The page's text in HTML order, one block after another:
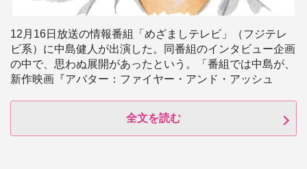
12月16日放送の情報番組「めざましテレビ」（フジテレ
ビ系）に中島健人が出演した。同番組のインタビュー企画
の中で、思わぬ展開があったという。「番組では中島が、
新作映画『アバター：ファイヤー・アンド・アッシュ
全文を読む